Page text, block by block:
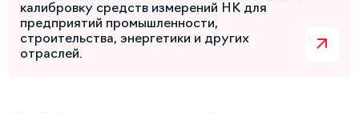
калибровку средств измерений НК для
предприятий промышленности,
строительства, энергетики и других
отраслей.